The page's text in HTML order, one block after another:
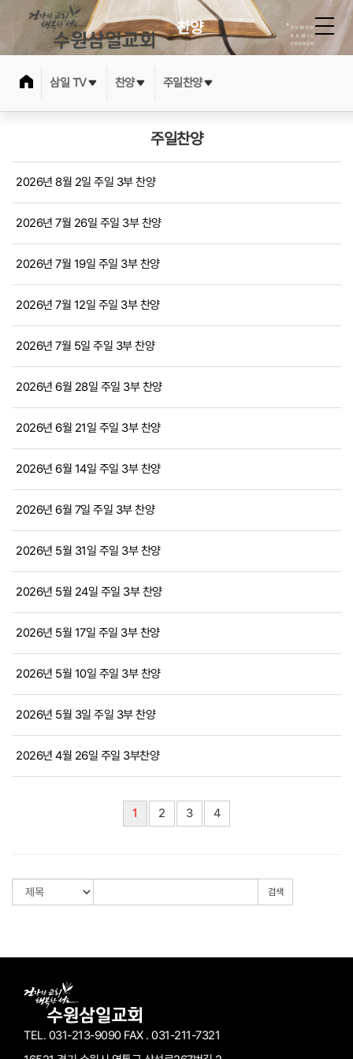
찬양
삼일 TV 찬양 주일찬양
주일찬양
2026년 8월 2일 주일 3부 찬양
2026년 7월 26일 주일 3부 찬양
2026년 7월 19일 주일 3부 찬양
2026년 7월 12일 주일 3부 찬양
2026년 7월 5일 주일 3부 찬양
2026년 6월 28일 주일 3부 찬양
2026년 6월 21일 주일 3부 찬양
2026년 6월 14일 주일 3부 찬양
2026년 6월 7일 주일 3부 찬양
2026년 5월 31일 주일 3부 찬양
2026년 5월 24일 주일 3부 찬양
2026년 5월 17일 주일 3부 찬양
2026년 5월 10일 주일 3부 찬양
2026년 5월 3일 주일 3부 찬양
2026년 4월 26일 주일 3부찬양
1 2 3 4
검색
TEL. 031-213-9090 FAX . 031-211-7321